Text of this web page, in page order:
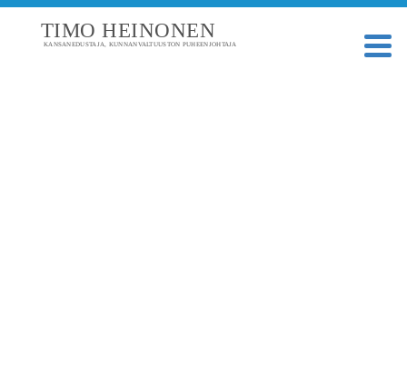
TIMO HEINONEN
KANSANEDUSTAJA, KUNNANVALTUUSTON PUHEENJOHTAJA